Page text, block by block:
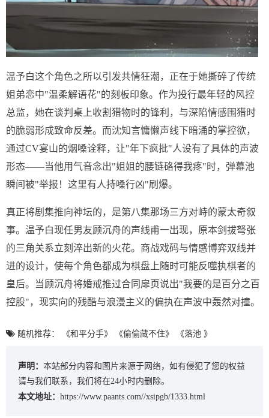
温予白这个角色之所以引发共情狂潮，正在于她撕碎了传统
姐弟恋中"温柔解语花"的刻板印象。作为投行最年轻的风控
总监，她在谈判桌上收割猎物时的锋利，与深陷情感围猎时
的脆弱形成致命反差。而沈知言慵懒声线下暗涌的掌控欲，
通过CV宴山的烟嗓诠释，让"年下疯批"人设有了具体的声波
形态——当他用气音念出"姐姐的腰链硌得我疼"时，弹幕池
瞬间被"举报！这里有人持嗓行凶"刷爆。
真正将剧集推向神坛的，是第八集那场三方对峙的蒙太奇叙
事。温予白现任男友顾沉舟的声线甫一出现，原本剑拔弩张
的三角关系立刻淬出新的火花。商战戏码与情感博弈双线并
进的设计，使每个角色都成为棋盘上随时可能反噬执棋者的
皇后。当顾沉舟将婚戒推过合同扉页说出"我要的是百分之百
控股"，现实向的残酷与浪漫主义的偏执在声波中轰然对撞。
随机推荐： 《和平分手》 《偷偷藏不住》 《落池 》
声明： 本站部分内容和图片来源于网络，如有侵犯了您的权益
请与我们联系，我们将在24小时内删除。
本文地址： https://www.paants.com//xsipgb/1333.html